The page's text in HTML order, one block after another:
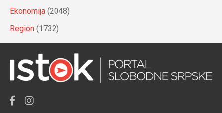
Ekonomija (2048)
Region (1732)